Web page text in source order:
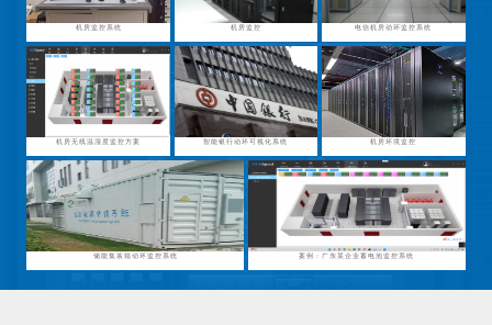
机房监控系统 机房监控 电信机房动环监控系统
机房无线温湿度监控方案 智能银行动环可视化系统 机房环境监控
储能集装箱动环监控系统 案例：广东某企业蓄电池监控系统